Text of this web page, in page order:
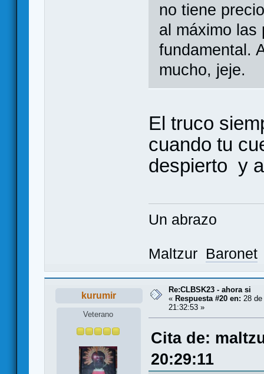
no tiene
al máximo las
fundamental.
mucho, jeje.
El truco
cuando tu
despierto y
Un abrazo
Maltzur Baronet
kurumir
Veterano
Re:CLBSK23 - ahora si
« Respuesta #20 en: 28
21:32:53 »
Cita de:
20:29:11